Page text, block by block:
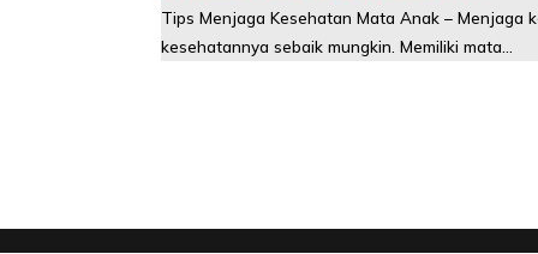
Tips Menjaga Kesehatan Mata Anak – Menjaga
kesehatannya sebaik mungkin. Memiliki mata...